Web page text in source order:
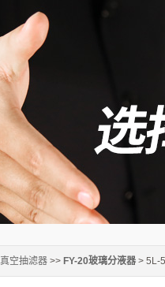
真空抽滤器 >> FY-20玻璃分液器 > 5L-